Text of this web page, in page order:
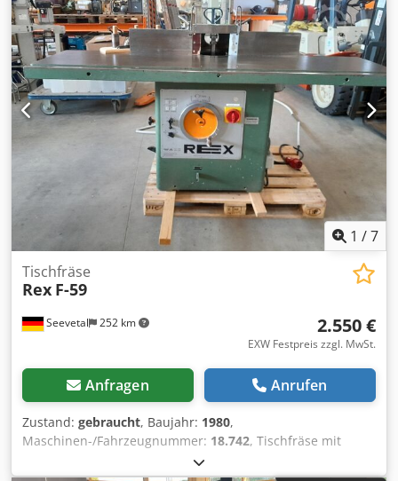
1 /7
Seevetal 252 km
Tischfräse
Rex F-59
2.550 €
EXW Festpreis zzgl. MwSt.
Anfragen Anrufen
Zustand: gebraucht, Baujahr: 1980,
Maschinen-/Fahrzeugnummer: 18.742, Tischfräse mit
starrer Frässpindel Cjdjul Sfmjpfx Adijha Tischgröße 1.920